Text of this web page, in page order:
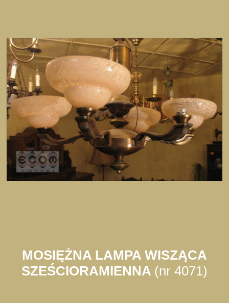
MOSIĘŻNA LAMPA WISZĄCA
SZEŚCIORAMIENNA (nr 4071)